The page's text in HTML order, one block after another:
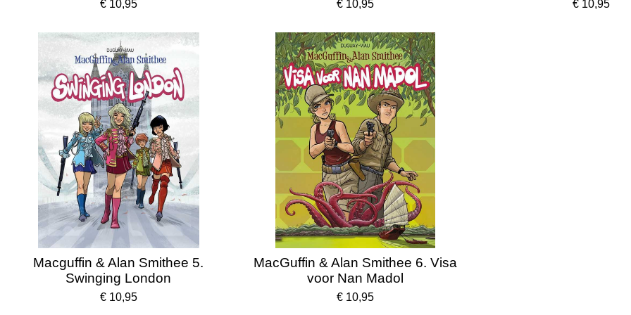
€ 10,95 € 10,95 € 10,95
Macguffin & Alan Smithee 5.
Swinging London
€ 10,95
MacGuffin & Alan Smithee 6. Visa
voor Nan Madol
€ 10,95